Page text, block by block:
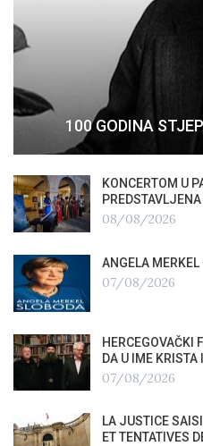
100 GODINA
KONCERTOM U
08/08/2026
ANGELA
07/08/2026
HERCEGOVAČKI
DA U IME
07/08/2026
LA JUSTICE
ET TENTATIVES